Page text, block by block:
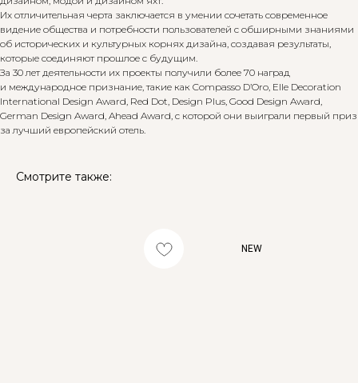
Их отличительная черта заключается в умении сочетать современное
видение общества и потребности пользователей с обширными знаниями
об исторических и культурных корнях дизайна, создавая результаты,
которые соединяют прошлое с будущим.
За 30 лет деятельности их проекты получили более 70 наград
и международное признание, такие как Compasso D’Oro, Elle Decoration
International Design Award, Red Dot, Design Plus, Good Design Award,
German Design Award, Ahead Award, с которой они выиграли первый приз
за лучший европейский отель.
Смотрите также:
NEW